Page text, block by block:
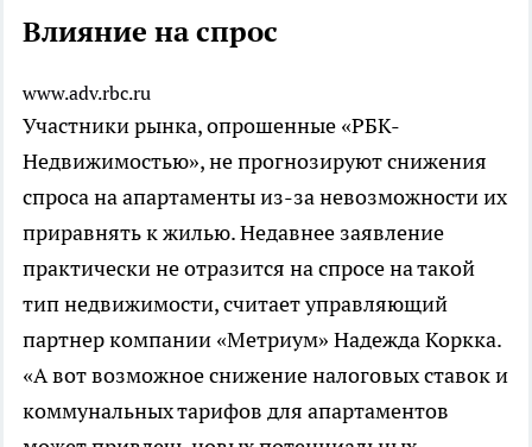
Влияние на спрос
www.adv.rbc.ru
Участники рынка, опрошенные «РБК-
Недвижимостью», не прогнозируют снижения
спроса на апартаменты из-за невозможности их
приравнять к жилью. Недавнее заявление
практически не отразится на спросе на такой
тип недвижимости, считает управляющий
партнер компании «Метриум» Надежда Коркка.
«А вот возможное снижение налоговых ставок и
коммунальных тарифов для апартаментов